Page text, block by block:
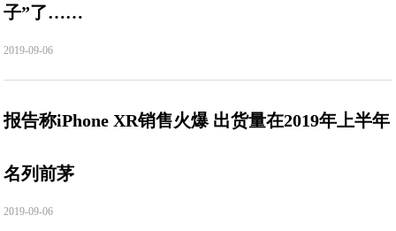
子”了……
2019-09-06
报告称iPhone XR销售火爆 出货量在2019年上半年
名列前茅
2019-09-06